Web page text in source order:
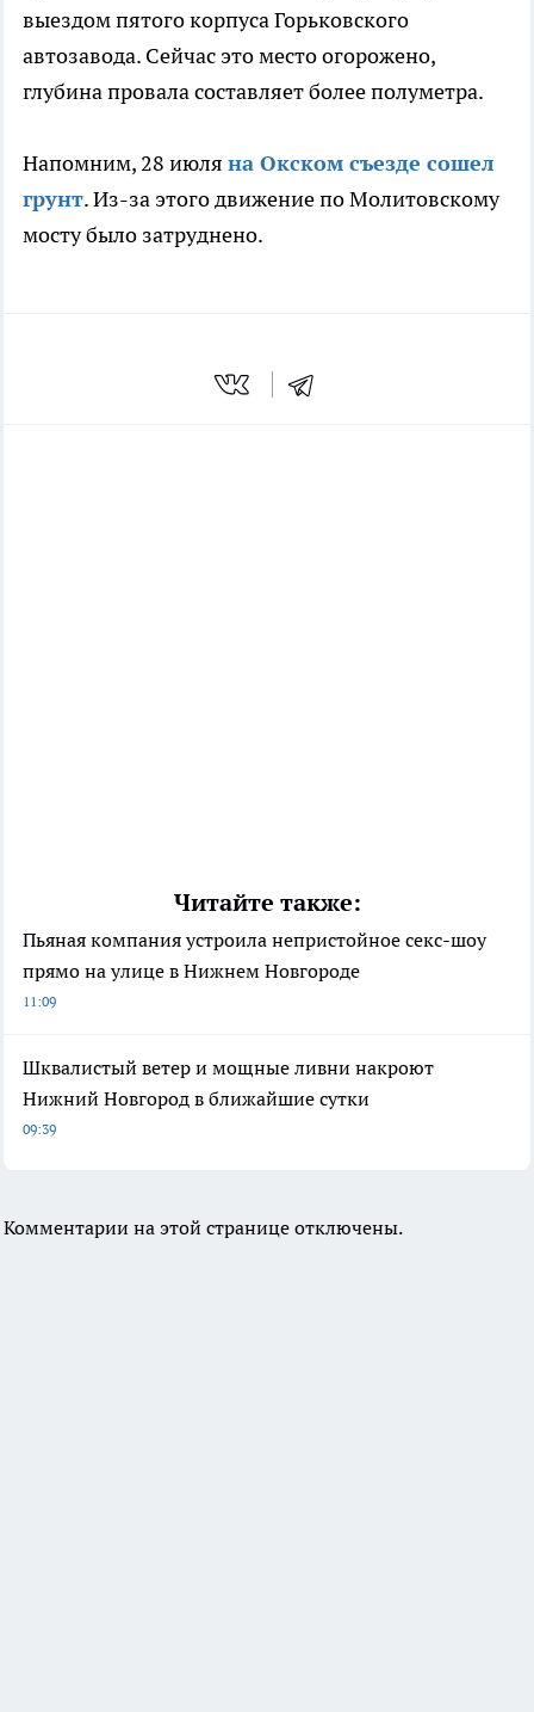
выездом пятого корпуса Горьковского
автозавода. Сейчас это место огорожено,
глубина провала составляет более полуметра.
Напомним, 28 июля на Окском съезде сошел
грунт. Из-за этого движение по Молитовскому
мосту было затруднено.
Читайте также:
Пьяная компания устроила непристойное секс-шоу
прямо на улице в Нижнем Новгороде
11:09
Шквалистый ветер и мощные ливни накроют
Нижний Новгород в ближайшие сутки
09:39
Комментарии на этой странице отключены.